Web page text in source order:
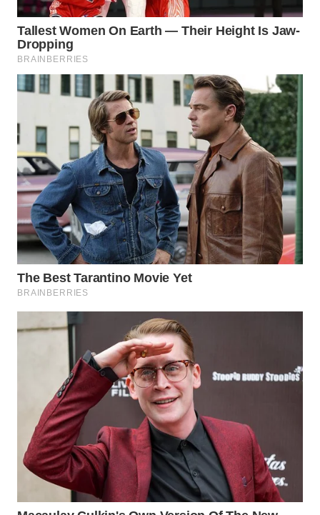
WN
LIKUPANG
WN
LABUANBAJO
BORNEO
Wahana
Media
Group
WAHANA
NEWS
WAHANA
TANI
WAHANA
ADVOKAT
WAHANA
INFRASTRUKTUR
WAHANA
KONSUMEN
WAHANA
LISTRIK